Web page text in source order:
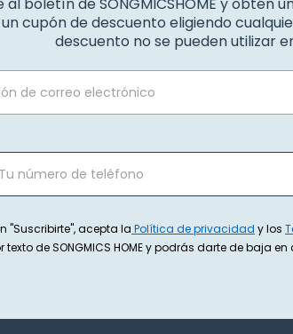
cupón de descuento eligiendo
descuento no se pueden utilizar
"Suscribirte", acepta la Política de privacidad y los
texto de SONGMICS HOME y podrás darte de baja